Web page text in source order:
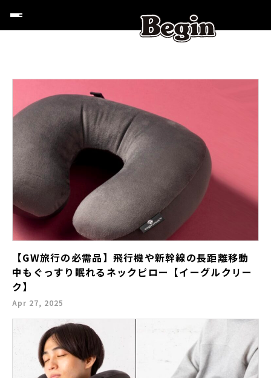
【GW旅行の必需品】飛行機や新幹線の長距離移動
中もぐっすり眠れるネックピロー【イーグルクリー
ク】
Apr 27, 2025